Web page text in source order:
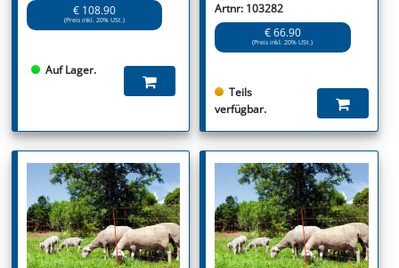
€ 108.90
(Preis inkl. 20% USt.)
Auf Lager.
Artnr: 103282
€ 66.90
(Preis inkl. 20% USt.)
Teils
verfügbar.